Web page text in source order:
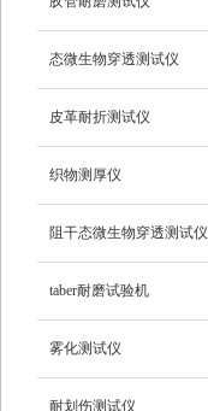
态微生物穿透测试仪
皮革耐折测试仪
织物测厚仪
阻干态微生物穿透测试仪
taber耐磨试验机
雾化测试仪
耐划伤测试仪